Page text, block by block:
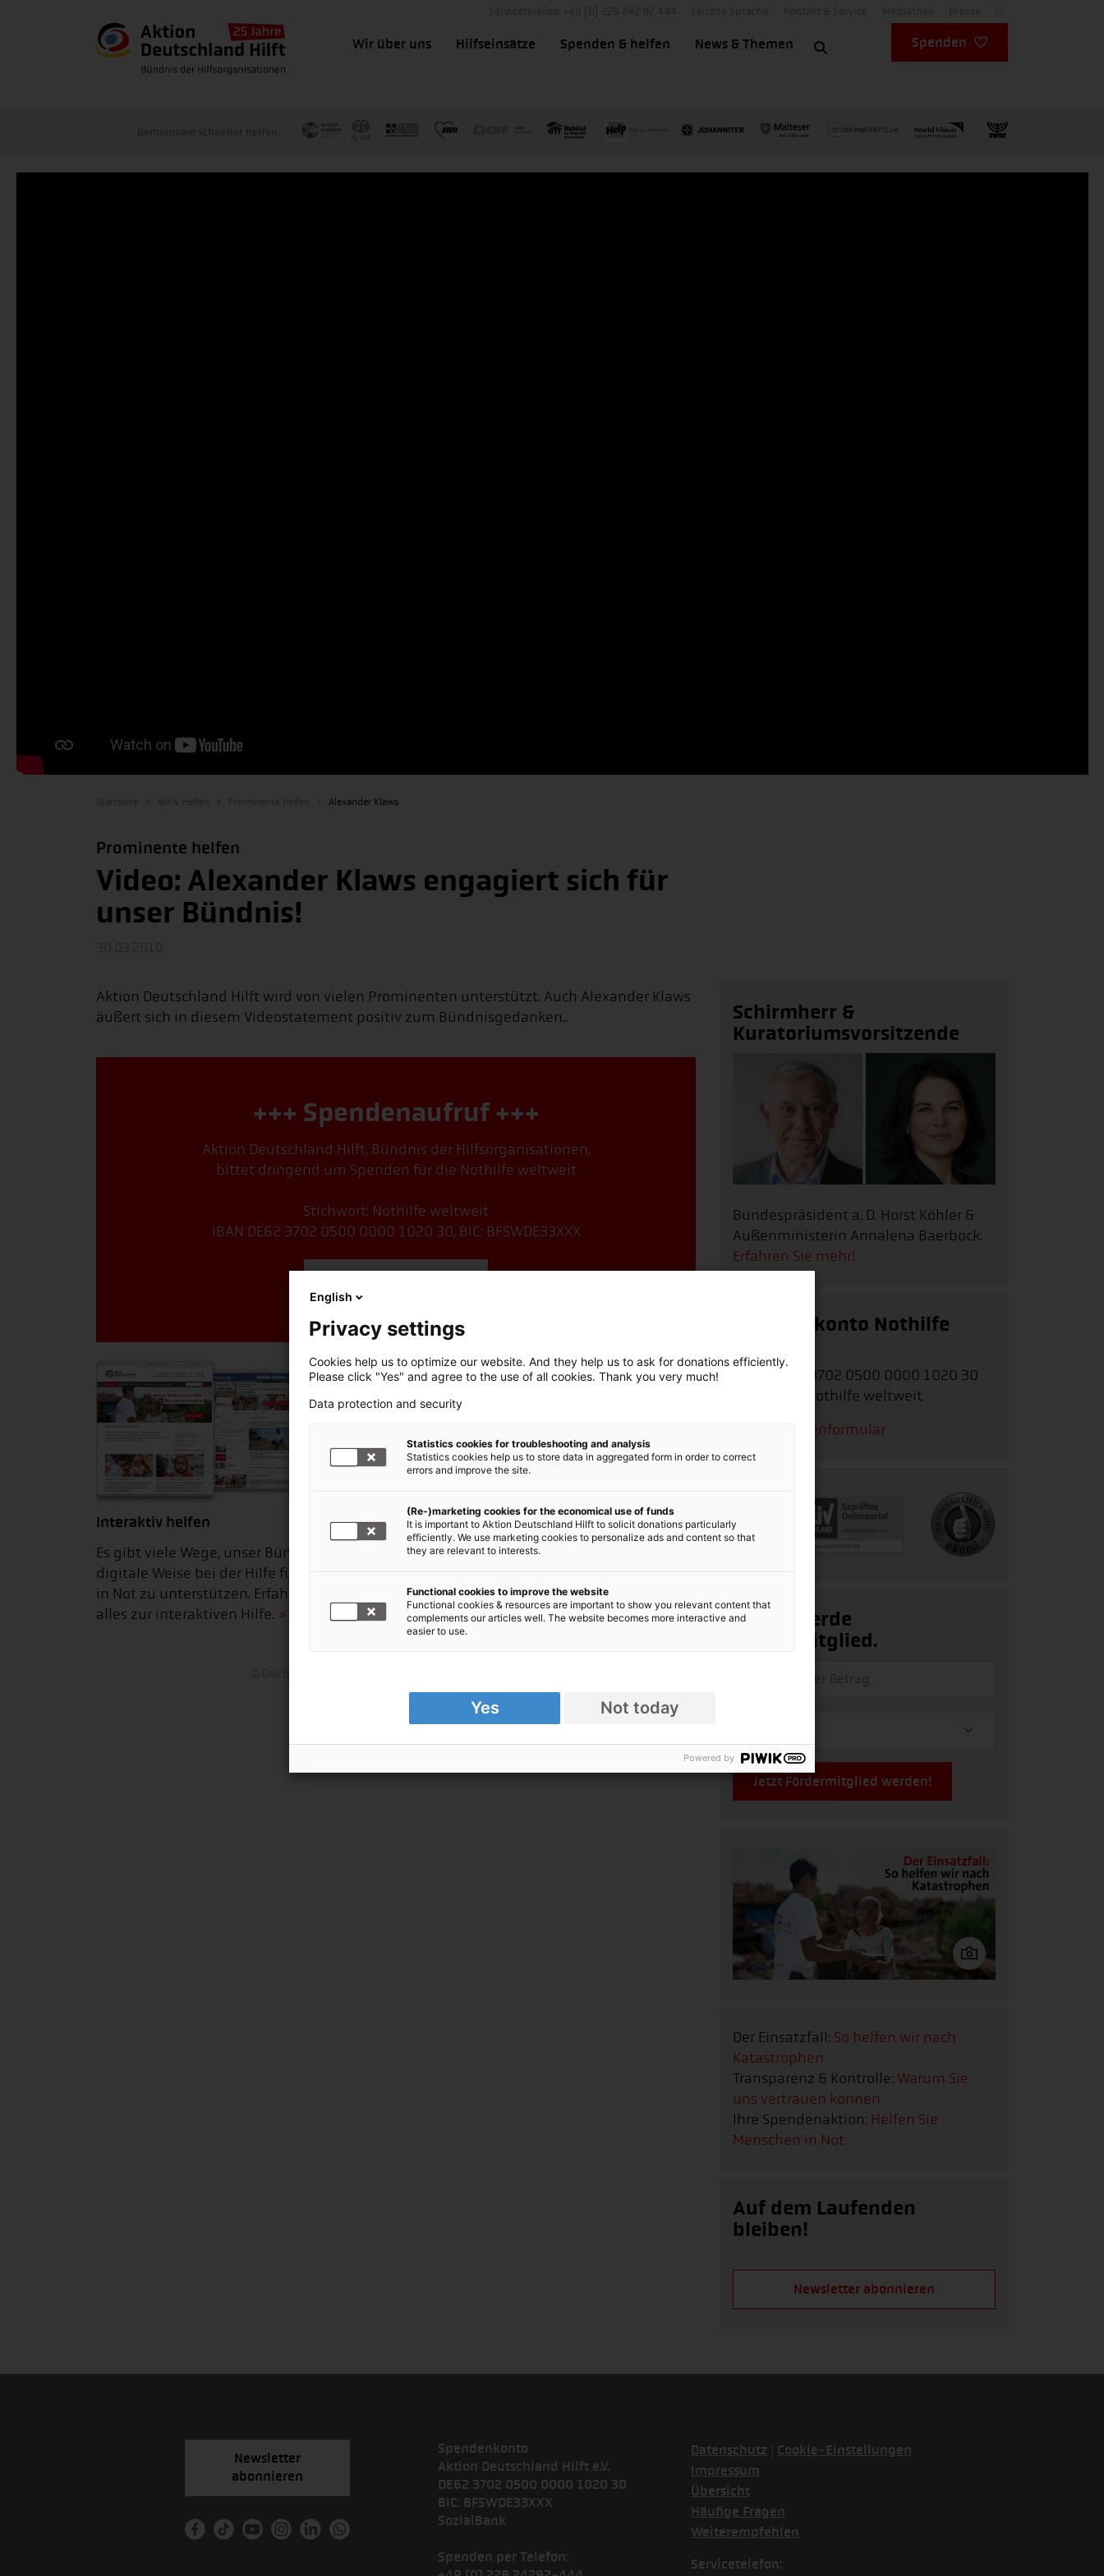
Wir über uns Hilfseinsätze Spenden & helfen News & Themen Spenden
Alexander Klaws
Prominente helfen
Video: Alexander Klaws engagiert sich für
unser Bündnis!
Aktion Deutschland Hilft wird von vielen Prominenten unterstützt. Auch Alexander Klaws
äußert sich in diesem Videostatement positiv zum Bündnisgedanken..
+++ Spendenaufruf +++
Aktion Deutschland Hilft, Bündnis der Hilfsorganisationen,
bittet dringend um Spenden für die Nothilfe weltweit
Stichwort: Nothilfe weltweit
IBAN DE62 3702 0500 0000 1020 30, BIC: BFSWDE33XXX
Interaktiv helfen
Es gibt viele Wege, unser Bündnis auf
digitale Weise bei der Hilfe für Menschen
in Not zu unterstützen. Erfahren Sie hier
alles zur interaktiven Hilfe.
Schirmherr &
Kuratoriumsvorsitzende
Bundespräsident a. D. Horst Köhler &
Außenministerin Annalena Baerbock:
Erfahren Sie mehr!
Spendenkonto Nothilfe
DE62 3702 0500 0000 1020 30
Nothilfe weltweit
Zum Spendenformular
Ja, ich werde
Fördermitglied.
Jetzt Fördermitglied werden!
Der Einsatzfall: So helfen wir nach
Katastrophen
Transparenz & Kontrolle: Warum Sie
uns vertrauen können
Ihre Spendenaktion: Helfen Sie
Menschen in Not
Auf dem Laufenden
bleiben!
Newsletter abonnieren
Newsletter
abonnieren
Spendenkonto
Aktion Deutschland Hilft e.V.
DE62 3702 0500 0000 1020 30
BIC: BFSWDE33XXX
SozialBank
Spenden per Telefon:
Datenschutz
Cookie-Einstellungen
Impressum
Übersicht
Häufige Fragen
Weiterempfehlen
Servicetelefon:
English
Privacy settings
Cookies help us to optimize our website. And they help us to ask for donations efficiently.
Please click "Yes" and agree to the use of all cookies. Thank you very much!
Data protection and security
Statistics cookies for troubleshooting and analysis
Statistics cookies help us to store data in aggregated form in order to correct
errors and improve the site.
(Re-)marketing cookies for the economical use of funds
It is important to Aktion Deutschland Hilft to solicit donations particularly
efficiently. We use marketing cookies to personalize ads and content so that
they are relevant to interests.
Functional cookies to improve the website
Functional cookies & resources are important to show you relevant content that
complements our articles well. The website becomes more interactive and
easier to use.
Yes Not today
Powered by